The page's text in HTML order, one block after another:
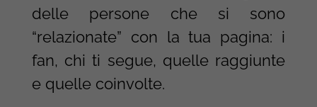
delle persone che si sono
“relazionate” con la tua pagina: i
fan, chi ti segue, quelle raggiunte
e quelle coinvolte.